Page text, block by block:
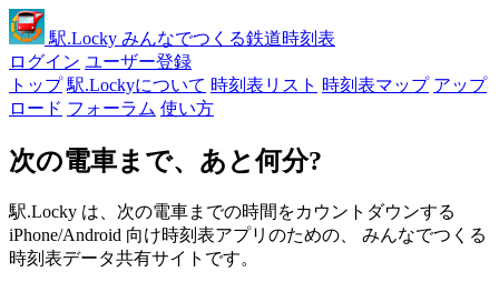
駅.Locky みんなでつくる鉄道時刻表
ログイン ユーザー登録
トップ 駅.Lockyについて 時刻表リスト 時刻表マップ アップ
ロード フォーラム 使い方
次の電車まで、あと何分?
駅.Locky は、次の電車までの時間をカウントダウンする
iPhone/Android 向け時刻表アプリのための、 みんなでつくる
時刻表データ共有サイトです。